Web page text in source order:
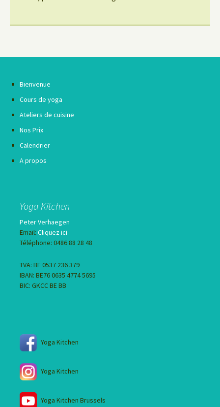
Bienvenue
Cours de yoga
Ateliers de cuisine
Nos Prix
Calendrier
A propos
Yoga Kitchen
Peter Verhaegen
Email: Cliquez ici
Téléphone: 0486 88 28 48
TVA: BE 0537 236 379
IBAN: BE76 0635 4774 5695
BIC: GKCC BE BB
Yoga Kitchen
Yoga Kitchen
Yoga Kitchen Brussels